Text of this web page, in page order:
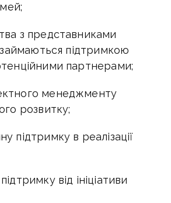
з представниками
займаються підтримкою
партнерами;
менеджменту
розвитку;
підтримку в реалізації
від ініціативи